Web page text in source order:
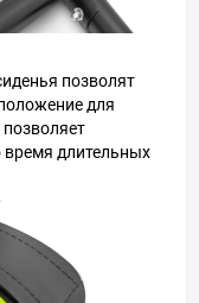
позволят
для
время длительных